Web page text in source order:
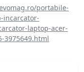
portabile-
incarcator-
laptop-acer-
3975649.html